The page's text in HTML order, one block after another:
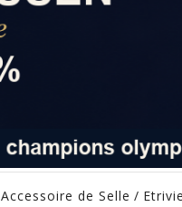
Accessoire de Selle /